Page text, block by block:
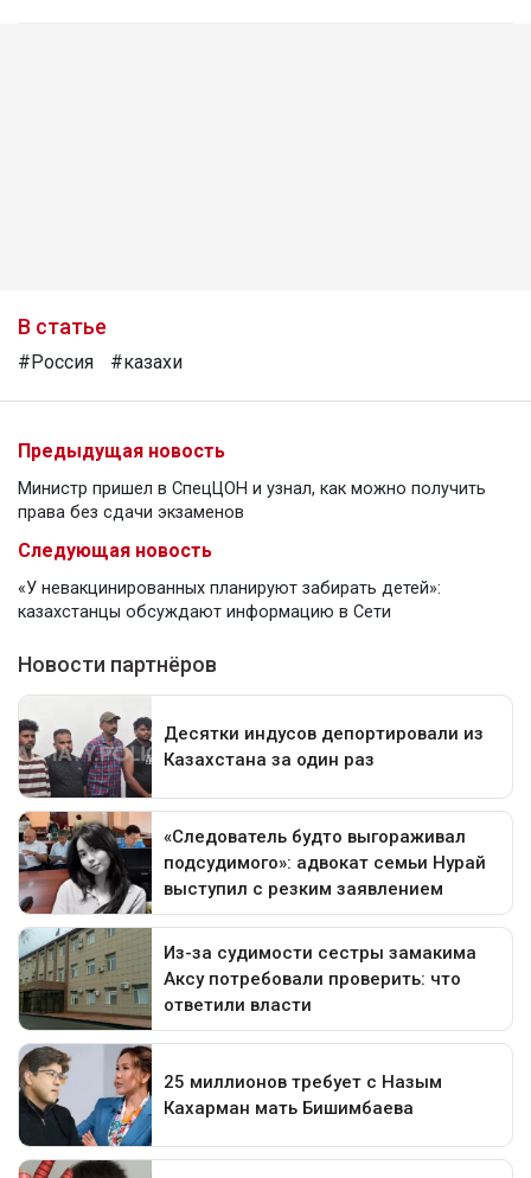
В статье
#Россия #казахи
Предыдущая новость
Министр пришел в СпецЦОН и узнал, как можно получить
права без сдачи экзаменов
Следующая новость
«У невакцинированных планируют забирать детей»:
казахстанцы обсуждают информацию в Сети